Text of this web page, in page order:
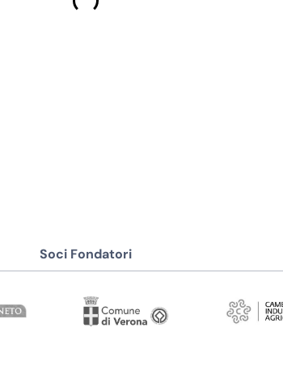
Soci Fondatori